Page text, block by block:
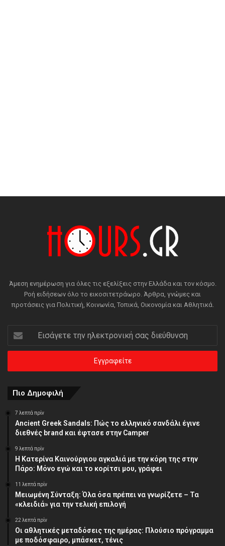
Άμεση ενημέρωση για όλες τις εξελίξεις στην Ελλάδα και τον κόσμο.
Ροή ειδήσεων όλο το εικοσιτετράωρο. Άρθρα, γνώμες και
προτάσεις για Πολιτική, Κοινωνία, Τοπικά, Οικονομία και Αθλητικά.
την
ηλεκτρονική
διεύθυνση
Πιο Δημοφιλή
7 λεπτά πρίν
Ancient Greek Sandals: Πώς το ελληνικό σανδάλι έγινε
διεθνές brand και έφτασε στην Camper
9 λεπτά πρίν
Η Κατερίνα Καινούργιου αγκαλιά με την κόρη της στην
Πάρο: Μόνο εγώ και το κορίτσι μου, γράφει
11 λεπτά πρίν
Μειωμένη Σύνταξη: Όλα όσα πρέπει να γνωρίζετε – Τα
«κλειδιά» για την τελική επιλογή
22 λεπτά πρίν
Οι αθλητικές μεταδόσεις της ημέρας: Πλούσιο πρόγραμμα
με ποδόσφαιρο, μπάσκετ, τένις